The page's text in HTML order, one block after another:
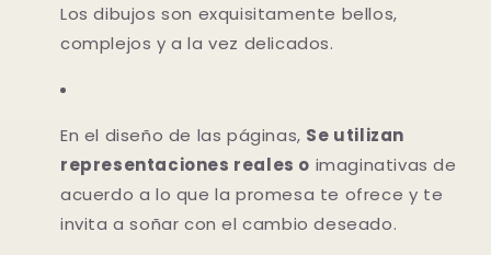
Los dibujos son exquisitamente bellos,
complejos y a la vez delicados.
En el diseño de las páginas, Se utilizan
representaciones reales o imaginativas de
acuerdo a lo que la promesa te ofrece y te
invita a soñar con el cambio deseado.